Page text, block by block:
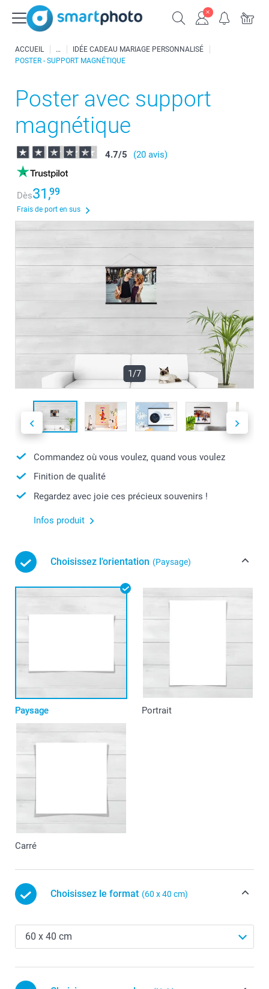
ACCUEIL
IDÉE CADEAU MARIAGE PERSONNALISÉ
POSTER - SUPPORT MAGNÉTIQUE
Poster avec support
magnétique
4.7/5 (20 avis)
Dès31,99
Frais de port en sus
1/7
Commandez où vous voulez, quand vous voulez
Finition de qualité
Regardez avec joie ces précieux souvenirs !
Infos produit
Choisissez l'orientation (Paysage)
Paysage Portrait
Carré
Choisissez le format (60 x 40 cm)